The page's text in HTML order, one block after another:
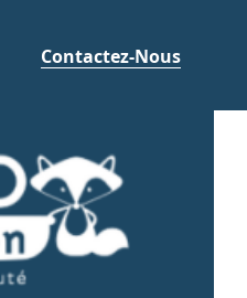
Contactez-Nous